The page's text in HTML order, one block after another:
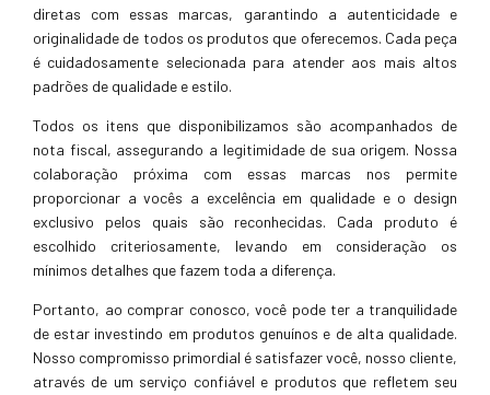
diretas com essas marcas, garantindo a autenticidade e
originalidade de todos os produtos que oferecemos. Cada peça
é cuidadosamente selecionada para atender aos mais altos
padrões de qualidade e estilo.
Todos os itens que disponibilizamos são acompanhados de
nota fiscal, assegurando a legitimidade de sua origem. Nossa
colaboração próxima com essas marcas nos permite
proporcionar a vocês a excelência em qualidade e o design
exclusivo pelos quais são reconhecidas. Cada produto é
escolhido criteriosamente, levando em consideração os
mínimos detalhes que fazem toda a diferença.
Portanto, ao comprar conosco, você pode ter a tranquilidade
de estar investindo em produtos genuínos e de alta qualidade.
Nosso compromisso primordial é satisfazer você, nosso cliente,
através de um serviço confiável e produtos que refletem seu